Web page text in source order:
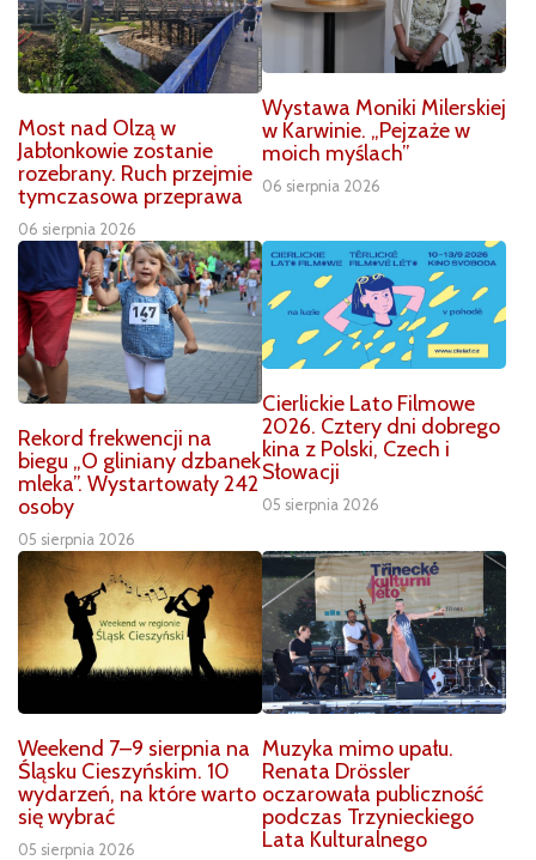
Most nad Olzą w
Jabłonkowie zostanie
rozebrany. Ruch przejmie
tymczasowa przeprawa
06 sierpnia 2026
Wystawa Moniki Milerskiej
w Karwinie. „Pejzaże w
moich myślach”
06 sierpnia 2026
Rekord frekwencji na
biegu „O gliniany dzbanek
mleka”. Wystartowały 242
osoby
05 sierpnia 2026
Cierlickie Lato Filmowe
2026. Cztery dni dobrego
kina z Polski, Czech i
Słowacji
05 sierpnia 2026
Weekend 7–9 sierpnia na
Śląsku Cieszyńskim. 10
wydarzeń, na które warto
się wybrać
05 sierpnia 2026
Muzyka mimo upału.
Renata Drössler
oczarowała publiczność
podczas Trzynieckiego
Lata Kulturalnego